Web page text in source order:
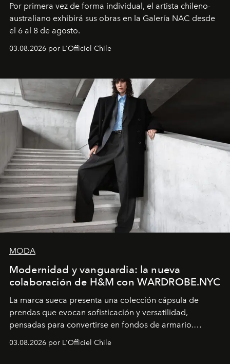
Por primera vez de forma individual, el artista chileno-
australiano exhibirá sus obras en la Galería NAC desde
el 6 al 8 de agosto.
03.08.2026 por L'Officiel Chile
MODA
Modernidad y vanguardia: la nueva
colaboración de H&M con WARDROBE.NYC
La marca sueca presenta una colección cápsula de
prendas que evocan sofisticación y versatilidad,
pensadas para convertirse en fondos de armario.
Disponible en Chile desde el 6 de agosto.
03.08.2026 por L'Officiel Chile